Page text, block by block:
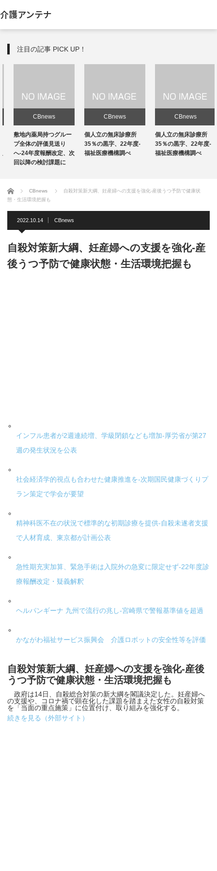
介護アンテナ
注目の記事 PICK UP！
CBnews
敷地内薬局持つグルー
プ全体の評価見送り
へ-24年度報酬改定、次
回以降の検討課題に
CBnews
個人立の無床診療所
35％の黒字、22年度-
福祉医療機構調べ
CBnews
個人立の無床診療所
35％の黒字、22年度-
福祉医療機構調べ
ホーム CBnews
自殺対策新大綱、妊産婦への支援を強化-産後うつ予防で健康状
態・生活環境把握も
2022.10.14 CBnews
自殺対策新大綱、妊産婦への支援を強化-産
後うつ予防で健康状態・生活環境把握も
インフル患者が2週連続増、学級閉鎖なども増加-厚労省が第27
週の発生状況を公表
社会経済学的視点も合わせた健康推進を-次期国民健康づくりプ
ラン策定で学会が要望
精神科医不在の状況で標準的な初期診療を提供-自殺未遂者支援
で人材育成、東京都が計画公表
急性期充実加算、緊急手術は入院外の急変に限定せず-22年度診
療報酬改定・疑義解釈
ヘルパンギーナ 九州で流行の兆し-宮崎県で警報基準値を超過
かながわ福祉サービス振興会 介護ロボットの安全性等を評価
自殺対策新大綱、妊産婦への支援を強化-産後
うつ予防で健康状態・生活環境把握も
政府は14日、自殺総合対策の新大綱を閣議決定した。妊産婦へ
の支援や、コロナ禍で顕在化した課題を踏まえた女性の自殺対策
を「当面の重点施策」に位置付け、取り組みを強化する。
続きを見る（外部サイト）